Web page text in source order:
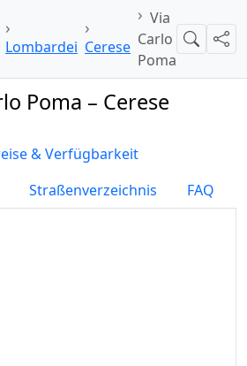
Lombardei Cerese
Via
Carlo
Poma
Suche
Poma – Cerese
& Verfügbarkeit
Straßenverzeichnis
FAQ